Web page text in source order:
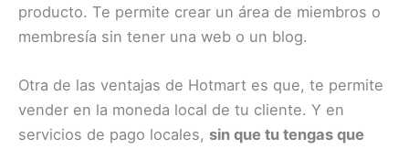
producto. Te permite crear un área de miembros o
membresía sin tener una web o un blog.
Otra de las ventajas de Hotmart es que, te permite
vender en la moneda local de tu cliente. Y en
servicios de pago locales, sin que tu tengas que